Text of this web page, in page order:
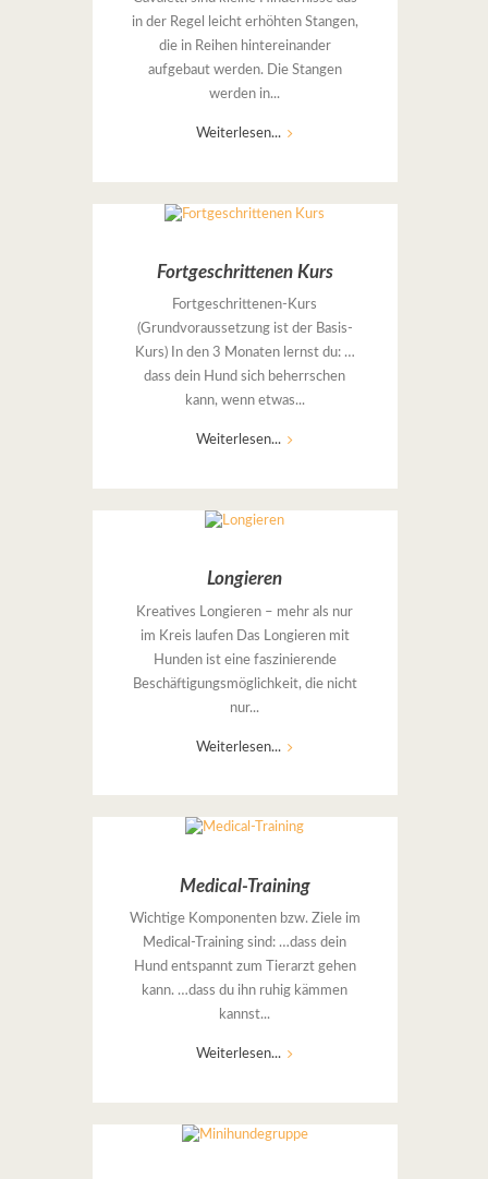
in der Regel leicht erhöhten Stangen,
die in Reihen hintereinander
aufgebaut werden. Die Stangen
werden in...
Weiterlesen...
Fortgeschrittenen Kurs
Fortgeschrittenen-Kurs
(Grundvoraussetzung ist der Basis-
Kurs) In den 3 Monaten lernst du: …
dass dein Hund sich beherrschen
kann, wenn etwas...
Weiterlesen...
Longieren
Kreatives Longieren – mehr als nur
im Kreis laufen Das Longieren mit
Hunden ist eine faszinierende
Beschäftigungsmöglichkeit, die nicht
nur...
Weiterlesen...
Medical-Training
Wichtige Komponenten bzw. Ziele im
Medical-Training sind: …dass dein
Hund entspannt zum Tierarzt gehen
kann. …dass du ihn ruhig kämmen
kannst...
Weiterlesen...